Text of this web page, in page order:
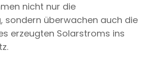
nicht nur die
, sondern überwachen auch die
erzeugten Solarstroms ins